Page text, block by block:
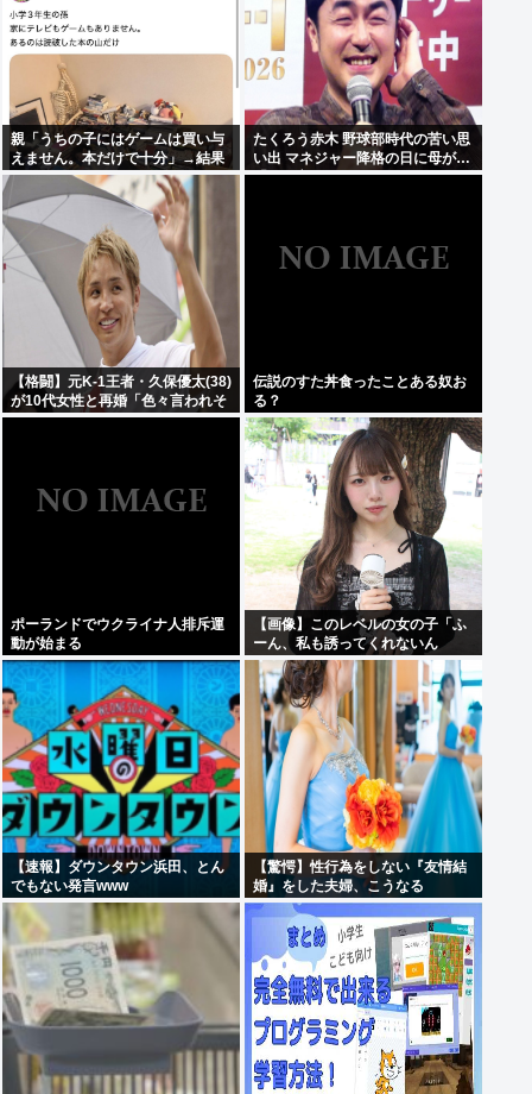
親「うちの子にはゲームは買い与
えません。本だけで十分」→結果
たくろう赤木 野球部時代の苦い思
い出 マネジャー降格の日に母が…
「何も言えなくて」
【格闘】元K-1王者・久保優太(38)
が10代女性と再婚「色々言われそ
うですが…」
伝説のすた丼食ったことある奴お
る？
ポーランドでウクライナ人排斥運
動が始まる
【画像】このレベルの女の子「ふ
ーん、私も誘ってくれないん
だ⋯」
【速報】ダウンタウン浜田、とん
でもない発言www
【驚愕】性行為をしない『友情結
婚』をした夫婦、こうなる
⇒･･･！！！